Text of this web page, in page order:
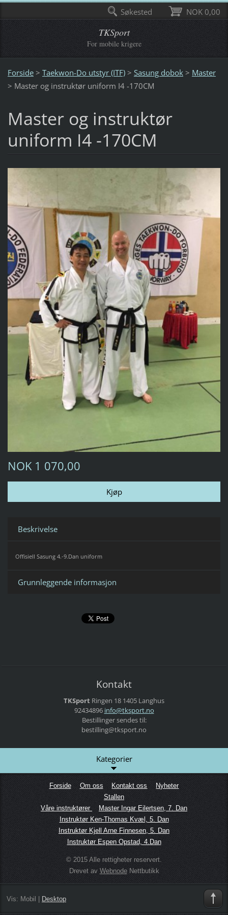
TKSport
For mobile krigere
Forside > Taekwon-Do utstyr (ITF) > Sasung dobok > Master
> Master og instruktør uniform I4 -170CM
Master og instruktør
uniform I4 -170CM
NOK 1 070,00
Beskrivelse
Offisiell Sasung 4.-9.Dan uniform
Grunnleggende informasjon
Kontakt
TKSport Ringen 18 1405 Langhus
92434896 info@tksport.no
Bestillinger sendes til:
bestilling@tksport.no
Kategorier
Forside Om oss Kontakt oss
Nyheter
Stallen
Våre instruktører
Master Ingar Eilertsen, 7. Dan
Instruktør Ken-Thomas Kvæl, 5. Dan
Instruktør Kjell Arne Finnesen, 5. Dan
Instruktør Espen Opstad, 4.Dan
© 2015 Alle rettigheter reservert.
Drevet av WebnodeNettbutikk
Vis: Mobil Desktop
NOK 0,00
Søkested